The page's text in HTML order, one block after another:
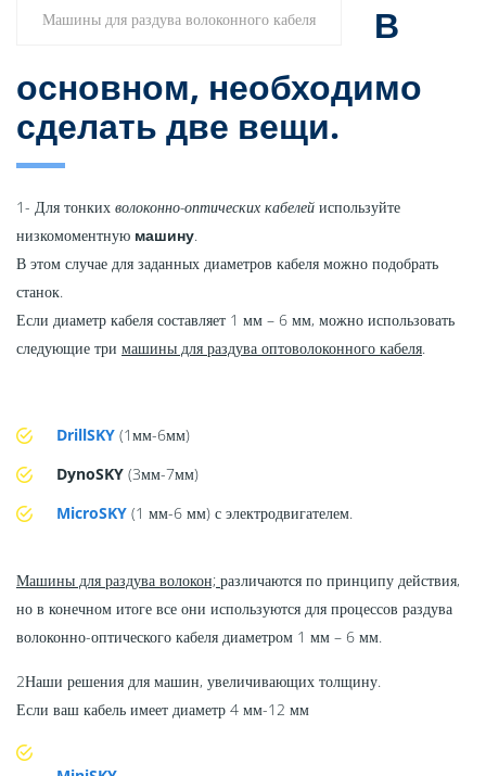
Машины для раздува волоконного кабеля
В
основном, необходимо
сделать две вещи.
1- Для тонких волоконно-оптических кабелей используйте
низкомоментную машину.
В этом случае для заданных диаметров кабеля можно подобрать
станок.
Если диаметр кабеля составляет 1 мм – 6 мм, можно использовать
следующие три машины для раздува оптоволоконного кабеля.
DrillSKY (1мм-6мм)
DynoSKY (3мм-7мм)
MicroSKY (1 мм-6 мм) с электродвигателем.
Машины для раздува волокон; различаются по принципу действия,
но в конечном итоге все они используются для процессов раздува
волоконно-оптического кабеля диаметром 1 мм – 6 мм.
2Наши решения для машин, увеличивающих толщину.
Если ваш кабель имеет диаметр 4 мм-12 мм